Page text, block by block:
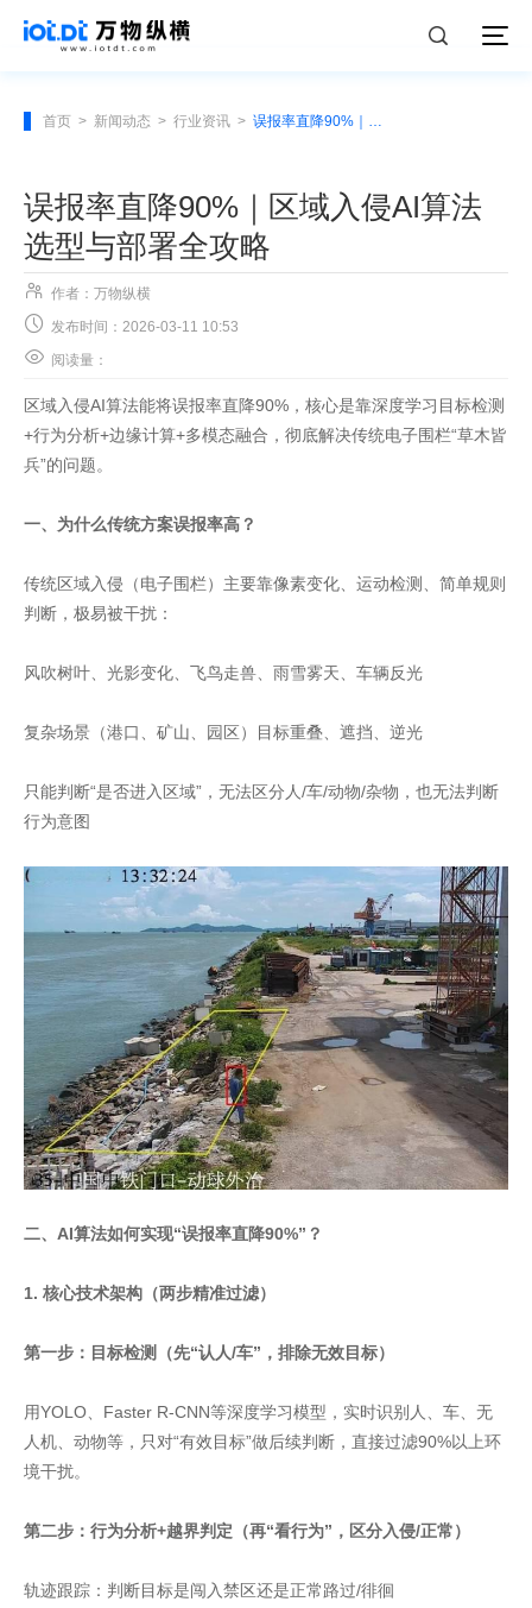
首页 > 新闻动态 > 行业资讯 > 误报率直降90%｜区域入侵AI算法选型与部署全攻略
误报率直降90%｜区域入侵AI算法
选型与部署全攻略
 作者：万物纵横
 发布时间：2026-03-11 10:53
 阅读量：
区域入侵AI算法能将误报率直降90%，核心是靠深度学习目标检测
+行为分析+边缘计算+多模态融合，彻底解决传统电子围栏“草木皆
兵”的问题。
一、为什么传统方案误报率高？
传统区域入侵（电子围栏）主要靠像素变化、运动检测、简单规则
判断，极易被干扰：
风吹树叶、光影变化、飞鸟走兽、雨雪雾天、车辆反光
复杂场景（港口、矿山、园区）目标重叠、遮挡、逆光
只能判断“是否进入区域”，无法区分人/车/动物/杂物，也无法判断
行为意图
二、AI算法如何实现“误报率直降90%”？
1. 核心技术架构（两步精准过滤）
第一步：目标检测（先“认人/车”，排除无效目标）
用YOLO、Faster R-CNN等深度学习模型，实时识别人、车、无
人机、动物等，只对“有效目标”做后续判断，直接过滤90%以上环
境干扰。
第二步：行为分析+越界判定（再“看行为”，区分入侵/正常）
轨迹跟踪：判断目标是闯入禁区还是正常路过/徘徊